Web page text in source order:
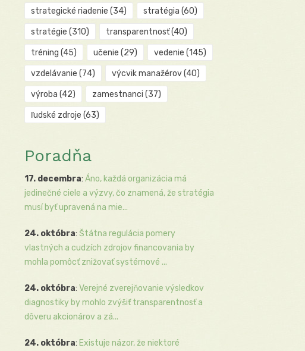
strategické riadenie (34) stratégia (60)
stratégie (310) transparentnosť(40)
tréning (45) učenie (29) vedenie (145)
vzdelávanie (74) výcvik manažérov(40)
výroba (42) zamestnanci (37)
ľudské zdroje (63)
Poradňa
17. decembra: Áno, každá organizácia má
jedinečné ciele a výzvy, čo znamená, že stratégia
musí byť upravená na mie...
24. októbra: Štátna regulácia pomery
vlastných a cudzích zdrojov financovania by
mohla pomôcť znižovať systémové ...
24. októbra: Verejné zverejňovanie výsledkov
diagnostiky by mohlo zvýšiť transparentnosť a
dôveru akcionárov a zá...
24. októbra: Existuje názor, že niektoré